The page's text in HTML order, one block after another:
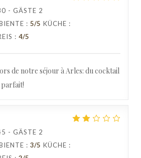
- GÄSTE 2
: 5/5 KÜCHE :
: 4/5
de notre séjour à Arles: du cocktail
parfait!
- GÄSTE 2
: 3/5 KÜCHE :